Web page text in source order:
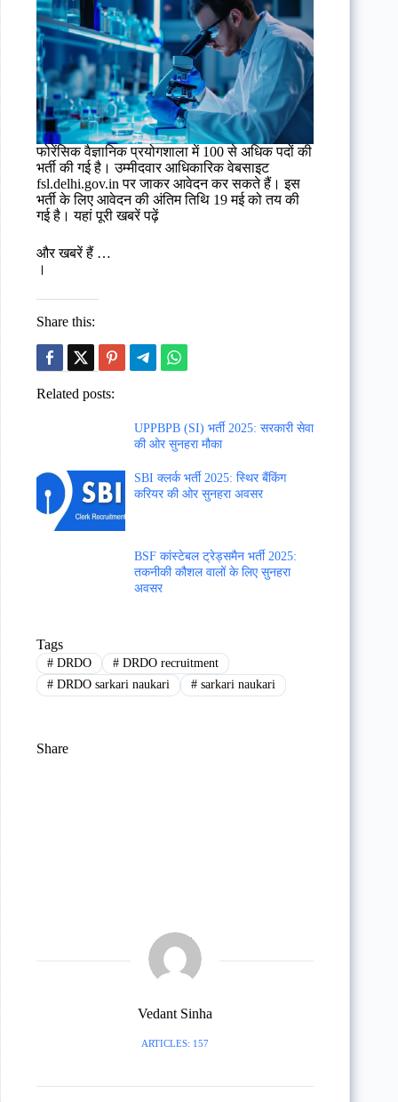
फोरेंसिक वैज्ञानिक प्रयोगशाला में 100 से अधिक पदों की
भर्ती की गई है। उम्मीदवार आधिकारिक वेबसाइट
fsl.delhi.gov.in पर जाकर आवेदन कर सकते हैं। इस
भर्ती के लिए आवेदन की अंतिम तिथि 19 मई को तय की
गई है। यहां पूरी खबरें पढ़ें
और खबरें हैं …
।
Share this:
Related posts:
UPPBPB (SI) भर्ती 2025: सरकारी सेवा
की ओर सुनहरा मौका
SBI क्लर्क भर्ती 2025: स्थिर बैंकिंग
करियर की ओर सुनहरा अवसर
BSF कांस्टेबल ट्रेड्समैन भर्ती 2025:
तकनीकी कौशल वालों के लिए सुनहरा
अवसर
Tags
#DRDO #DRDO recruitment
#DRDO sarkari naukari #sarkari naukari
Share
Vedant Sinha
ARTICLES: 157